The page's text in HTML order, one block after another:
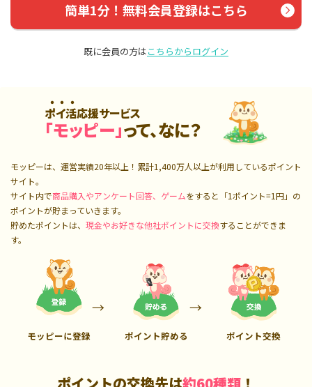
簡単1分！無料会員登録はこちら
既に会員の方はこちらからログイン
ポイ活応援サービス
「モッピー」って、なに？
モッピーは、運営実績20年以上！累計1,400万人以上が利用しているポイント
サイト。
サイト内で商品購入やアンケート回答、ゲームをすると「1ポイント=1円」の
ポイントが貯まっていきます。
貯めたポイントは、 現金やお好きな他社ポイントに交換することができま
す。
モッピーに登録 ポイント貯める ポイント交換